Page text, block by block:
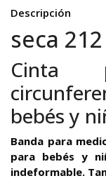
Descripción
seca 212
Cinta
bebés y
Banda para
para bebés y
indeformable.